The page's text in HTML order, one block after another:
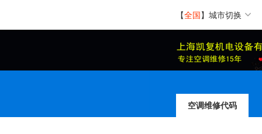
【全国】 城市切换
空调维修代码